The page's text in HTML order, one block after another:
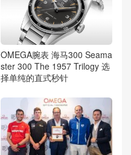
OMEGA腕表 海马300 Seama
ster 300 The 1957 Trilogy 选
择单纯的直式秒针